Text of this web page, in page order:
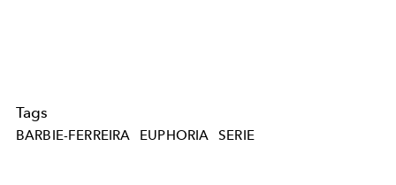
Tags
BARBIE-FERREIRA EUPHORIA SERIE